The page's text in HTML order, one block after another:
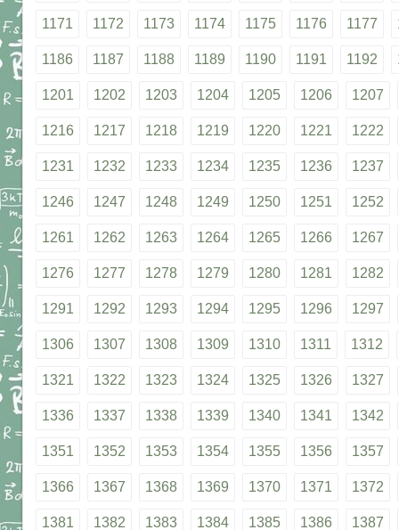
1171 1172 1173 1174 1175 1176 1177
1186 1187 1188 1189 1190 1191 1192
1201 1202 1203 1204 1205 1206 1207
1216 1217 1218 1219 1220 1221 1222
1231 1232 1233 1234 1235 1236 1237
1246 1247 1248 1249 1250 1251 1252
1261 1262 1263 1264 1265 1266 1267
1276 1277 1278 1279 1280 1281 1282
1291 1292 1293 1294 1295 1296 1297
1306 1307 1308 1309 1310 1311 1312
1321 1322 1323 1324 1325 1326 1327
1336 1337 1338 1339 1340 1341 1342
1351 1352 1353 1354 1355 1356 1357
1366 1367 1368 1369 1370 1371 1372
1381 1382 1383 1384 1385 1386 1387